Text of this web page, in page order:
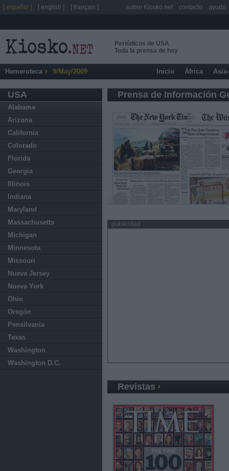
Periódicos de USA
Toda la prensa de hoy
Hemeroteca 9/May/2009 Inicio África
USA
Alabama
Arizona
California
Colorado
Florida
Georgia
Illinois
Indiana
Maryland
Massachusetts
Michigan
Minnesota
Missouri
Nueva Jersey
Nueva York
Ohio
Oregón
Pensilvania
Texas
Washington
Washington D.C.
Prensa de Información
publicidad
Revistas
[ español ] [ english ] [ français ] sobre Kiosko.net contacto ayuda